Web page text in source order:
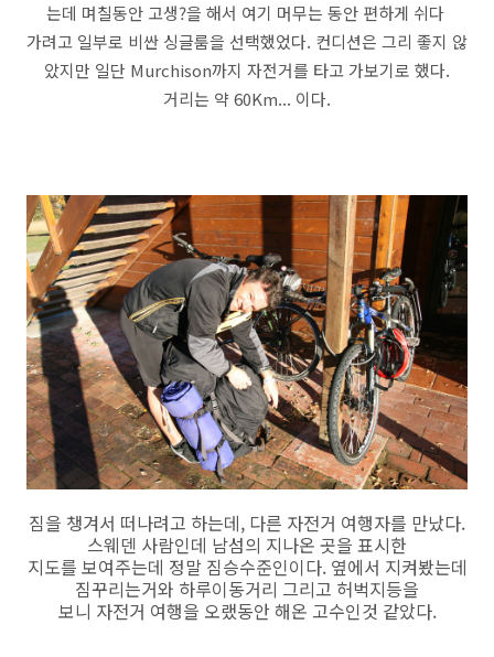
는데 며칠동안 고생?을 해서 여기 머무는 동안 편하게 쉬다
가려고 일부로 비싼 싱글룸을 선택했었다. 컨디션은 그리 좋지 않
았지만 일단 Murchison까지 자전거를 타고 가보기로 했다.
거리는 약 60Km... 이다.
짐을 챙겨서 떠나려고 하는데, 다른 자전거 여행자를 만났다.
스웨덴 사람인데 남섬의 지나온 곳을 표시한
지도를 보여주는데 정말 짐승수준인이다. 옆에서 지켜봤는데
짐꾸리는거와 하루이동거리 그리고 허벅지등을
보니 자전거 여행을 오랬동안 해온 고수인것 같았다.